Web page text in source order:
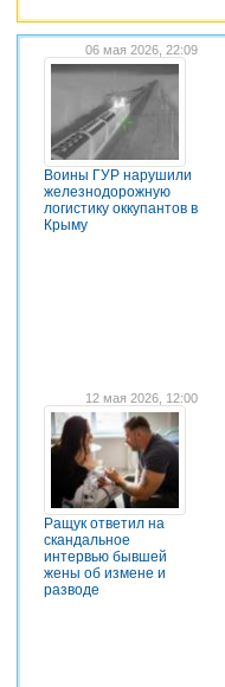
06 мая 2026, 22:09
Воины ГУР нарушили
железнодорожную
логистику оккупантов в
Крыму
12 мая 2026, 12:00
Ращук ответил на
скандальное
интервью бывшей
жены об измене и
разводе